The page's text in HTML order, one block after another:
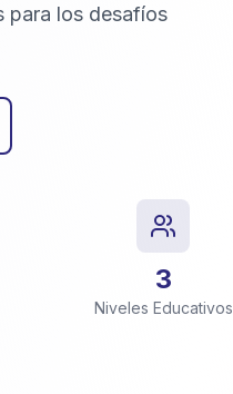
para los desafíos
3
Niveles Educativos